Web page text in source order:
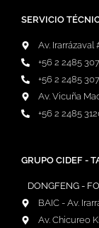
SERVICIO
Av. Irarrázaval
+56 2 2485
+56 2 2485
Av. Vicuña
+56 2 2485
GRUPO CIDEF -
DONGFENG -
BAIC - Av.
Av. Chicureo